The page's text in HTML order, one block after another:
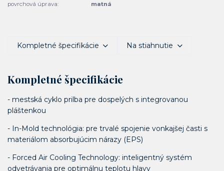
povrchová úprava:
matná
Kompletné špecifikácie Na stiahnutie
Kompletné špecifikácie
- mestská cyklo prilba pre dospelých s integrovanou
pláštenkou
- In-Mold technológia: pre trvalé spojenie vonkajšej časti s
materiálom absorbujúcim nárazy (EPS)
- Forced Air Cooling Technology: inteligentný systém
odvetrávania pre optimálnu teplotu hlavy